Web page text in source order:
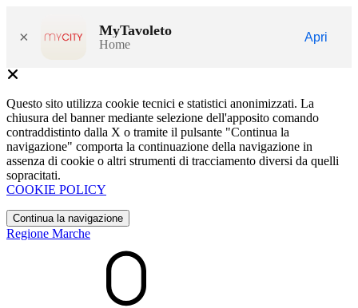
× MyTavoleto
Home
Apri
Questo sito utilizza cookie tecnici e statistici anonimizzati. La
chiusura del banner mediante selezione dell'apposito comando
contraddistinto dalla X o tramite il pulsante "Continua la
navigazione" comporta la continuazione della navigazione in
assenza di cookie o altri strumenti di tracciamento diversi da quelli
sopracitati.
COOKIE POLICY
Continua la navigazione
Regione Marche